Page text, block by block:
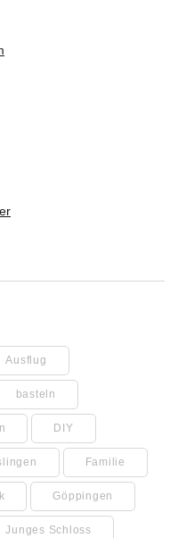
Ausflug
basteln
DIY
Familie
Göppingen
Junges Schloss